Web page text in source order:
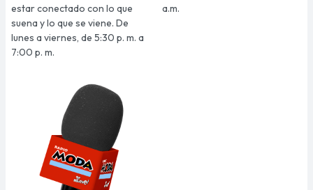
estar conectado con lo que
suena y lo que se viene. De
lunes a viernes, de 5:30 p. m. a
7:00 p. m.
a.m.